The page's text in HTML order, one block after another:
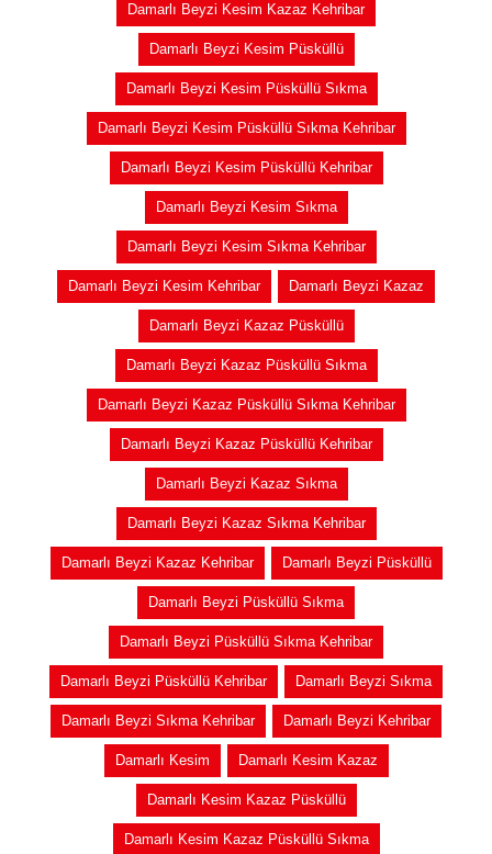
Damarlı Beyzi Kesim Kazaz Kehribar
Damarlı Beyzi Kesim Püsküllü
Damarlı Beyzi Kesim Püsküllü Sıkma
Damarlı Beyzi Kesim Püsküllü Sıkma Kehribar
Damarlı Beyzi Kesim Püsküllü Kehribar
Damarlı Beyzi Kesim Sıkma
Damarlı Beyzi Kesim Sıkma Kehribar
Damarlı Beyzi Kesim Kehribar Damarlı Beyzi Kazaz
Damarlı Beyzi Kazaz Püsküllü
Damarlı Beyzi Kazaz Püsküllü Sıkma
Damarlı Beyzi Kazaz Püsküllü Sıkma Kehribar
Damarlı Beyzi Kazaz Püsküllü Kehribar
Damarlı Beyzi Kazaz Sıkma
Damarlı Beyzi Kazaz Sıkma Kehribar
Damarlı Beyzi Kazaz Kehribar Damarlı Beyzi Püsküllü
Damarlı Beyzi Püsküllü Sıkma
Damarlı Beyzi Püsküllü Sıkma Kehribar
Damarlı Beyzi Püsküllü Kehribar Damarlı Beyzi Sıkma
Damarlı Beyzi Sıkma Kehribar Damarlı Beyzi Kehribar
Damarlı Kesim Damarlı Kesim Kazaz
Damarlı Kesim Kazaz Püsküllü
Damarlı Kesim Kazaz Püsküllü Sıkma